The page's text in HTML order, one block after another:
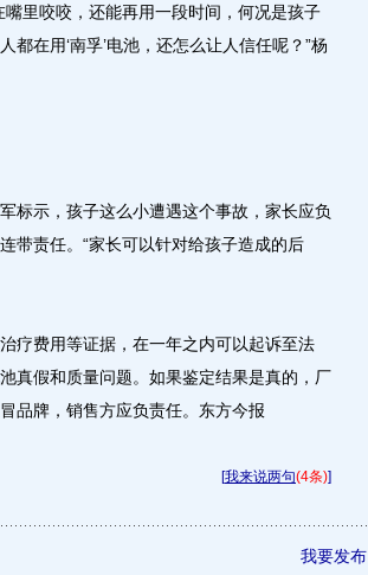
里咬咬，还能再用一段时间，何况是孩子
在用‘南孚’电池，还怎么让人信任呢？”杨
示，孩子这么小遭遇这个事故，家长应负
带责任。“家长可以针对给孩子造成的后
费用等证据，在一年之内可以起诉至法
真假和质量问题。如果鉴定结果是真的，厂
冒品牌，销售方应负责任。东方今报
[我来说两句(4条)]
我要发布